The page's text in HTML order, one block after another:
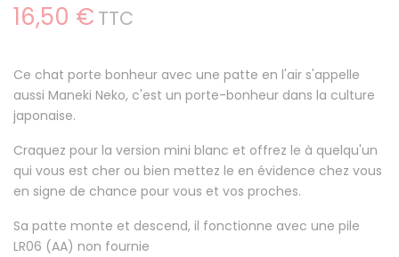
16,50 € TTC
Ce chat porte bonheur avec une patte en l'air s'appelle
aussi Maneki Neko, c'est un porte-bonheur dans la culture
japonaise.
Craquez pour la version mini blanc et offrez le à quelqu'un
qui vous est cher ou bien mettez le en évidence chez vous
en signe de chance pour vous et vos proches.
Sa patte monte et descend, il fonctionne avec une pile
LR06 (AA) non fournie